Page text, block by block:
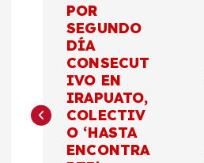
e
POR
SEGUNDO
DÍA
CONSECUT
IVO EN
IRAPUATO,
COLECTIV
O ‘HASTA
ENCONTRA